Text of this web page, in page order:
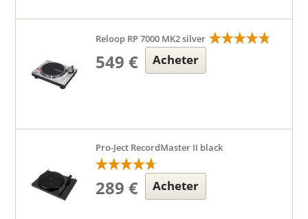
Reloop RP 7000 MK2 silver
549 € Acheter
Pro-Ject RecordMaster II black
289 € Acheter